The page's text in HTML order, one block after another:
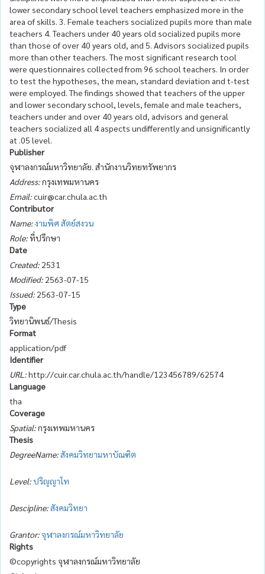
lower secondary school level teachers emphasized more in the
area of skills. 3. Female teachers socialized pupils more than male
teachers 4. Teachers under 40 years old socialized pupils more
than those of over 40 years old, and 5. Advisors socialized pupils
more than other teachers. The most significant research tool
were questionnaires collected from 96 school teachers. In order
to test the hypotheses, the mean, standard deviation and t-test
were employed. The findings showed that teachers of the upper
and lower secondary school, levels, female and male teachers,
teachers under and over 40 years old, advisors and general
teachers socialized all 4 aspects undifferently and unsignificantly
at .05 level.
Publisher
จุฬาลงกรณ์มหาวิทยาลัย. สำนักงานวิทยทรัพยากร
Address:กรุงเทพมหานคร
Email:cuir@car.chula.ac.th
Contributor
Name:งามพิศ สัตย์สงวน
Role:ที่ปรึกษา
Date
Created: 2531
Modified: 2563-07-15
Issued: 2563-07-15
Type
วิทยานิพนธ์/Thesis
Format
application/pdf
Identifier
URL:http://cuir.car.chula.ac.th/handle/123456789/62574
Language
tha
Coverage
Spatial:กรุงเทพมหานคร
Thesis
DegreeName:สังคมวิทยามหาบัณฑิต
Level:ปริญญาโท
Descipline:สังคมวิทยา
Grantor: จุฬาลงกรณ์มหาวิทยาลัย
Rights
©copyrights จุฬาลงกรณ์มหาวิทยาลัย